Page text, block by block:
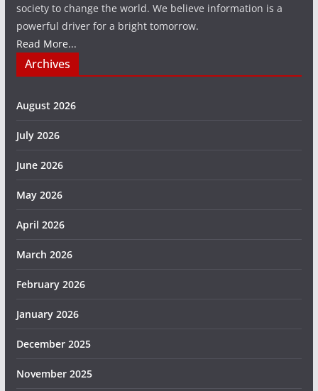
society to change the world. We believe information is a
powerful driver for a bright tomorrow.
Read More...
Archives
August 2026
July 2026
June 2026
May 2026
April 2026
March 2026
February 2026
January 2026
December 2025
November 2025